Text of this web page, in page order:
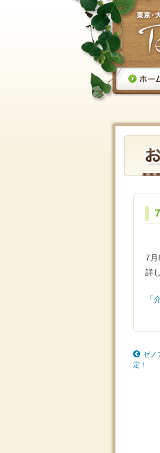
7月
詳
「
ゼノ
定！